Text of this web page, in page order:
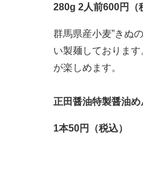
280g 2人前600円（
群馬県産小麦”きぬ
い製麺しておりま
が楽しめます。
正田醤油特製醤油
1本50円（税込）